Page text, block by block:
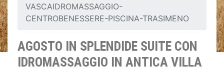
VASCAIDROMASSAGGIO-
CENTROBENESSERE-PISCINA-TRASIMENO
AGOSTO IN SPLENDIDE SUITE CON
IDROMASSAGGIO IN ANTICA VILLA